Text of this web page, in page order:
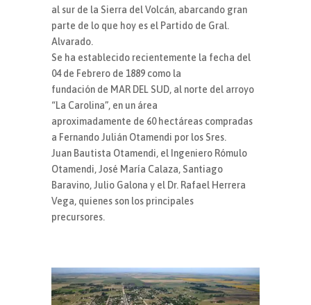
al sur de la Sierra del Volcán, abarcando gran
parte de lo que hoy es el Partido de Gral.
Alvarado.
Se ha establecido recientemente la fecha del
04 de Febrero de 1889 como la
fundación de MAR DEL SUD, al norte del arroyo
“La Carolina”, en un área
aproximadamente de 60 hectáreas compradas
a Fernando Julián Otamendi por los Sres.
Juan Bautista Otamendi, el Ingeniero Rómulo
Otamendi, José María Calaza, Santiago
Baravino, Julio Galona y el Dr. Rafael Herrera
Vega, quienes son los principales
precursores.